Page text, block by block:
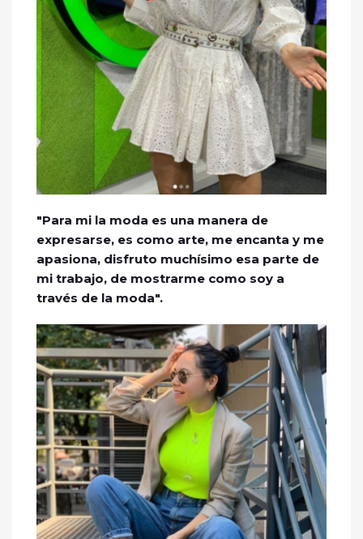
"Para mi la moda es una manera de
expresarse, es como arte, me encanta y me
apasiona, disfruto muchísimo esa parte de
mi trabajo, de mostrarme como soy a
través de la moda".